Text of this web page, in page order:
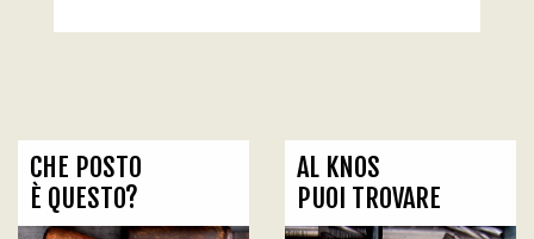
CHE POSTO
È QUESTO?
AL KNOS
PUOI TROVARE